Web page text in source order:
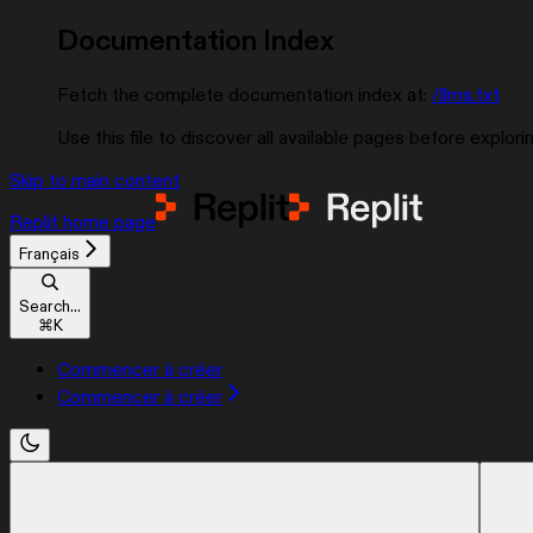
Documentation Index
Fetch the complete documentation index at: /llms.txt
Use this file to discover all available pages before
Skip to main content
Replit home page
Français
Search...
⌘K
Commencer à créer
Commencer à créer